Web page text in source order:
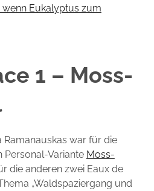
Eukalyptus zum
1 – Moss-
Ramanauskas war für die
Personal-Variante Moss-
die anderen zwei Eaux de
„Waldspaziergang und